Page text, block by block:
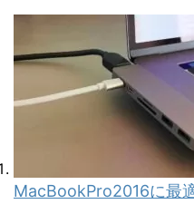
MacBookPro2016に最